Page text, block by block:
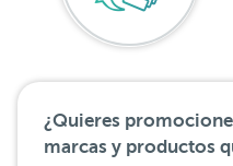
¿Quieres
marcas y productos